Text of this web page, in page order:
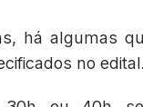
há algumas
no edital.